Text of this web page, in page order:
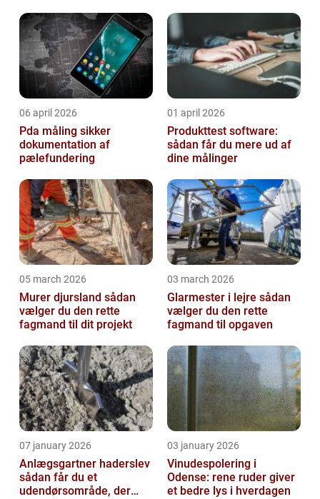
06 april 2026
Pda måling sikker
dokumentation af
pælefundering
01 april 2026
Produkttest software:
sådan får du mere ud af
dine målinger
05 march 2026
Murer djursland sådan
vælger du den rette
fagmand til dit projekt
03 march 2026
Glarmester i lejre sådan
vælger du den rette
fagmand til opgaven
07 january 2026
Anlægsgartner haderslev
sådan får du et
udendørsområde, der
03 january 2026
Vinudespolering i
Odense: rene ruder giver
et bedre lys i hverdagen